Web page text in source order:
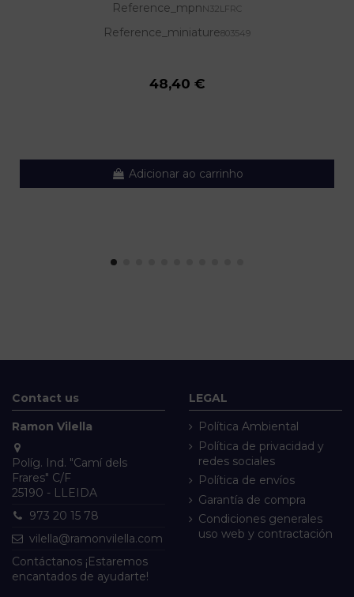
Reference_mpnN32LFRC
Reference_miniature803549
48,40 €
Adicionar ao carrinho
Contact us
Ramon Vilella
Políg. Ind. "Camí dels
Frares" C/F
25190 - LLEIDA
973 20 15 78
vilella@ramonvilella.com
Contáctanos ¡Estaremos
encantados de ayudarte!
LEGAL
Política Ambiental
Política de privacidad y
redes sociales
Política de envíos
Garantía de compra
Condiciones generales
uso web y contractación